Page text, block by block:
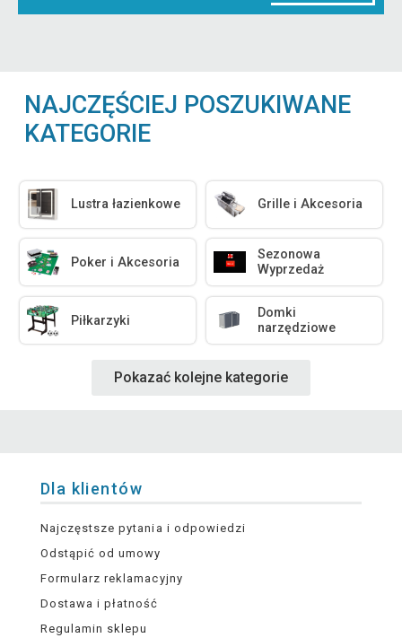
NAJCZĘŚCIEJ POSZUKIWANE
KATEGORIE
Lustra łazienkowe Grille i Akcesoria
Poker i Akcesoria
Sezonowa
Wyprzedaż
Piłkarzyki
Domki
narzędziowe
Pokazać kolejne kategorie
Dla klientów
Najczęstsze pytania i odpowiedzi
Odstąpić od umowy
Formularz reklamacyjny
Dostawa i płatność
Regulamin sklepu